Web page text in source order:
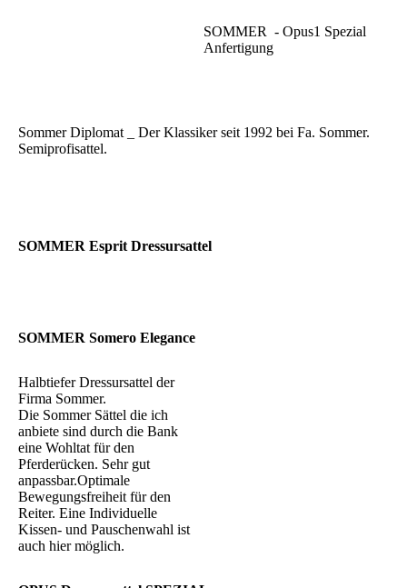
SOMMER - Opus1 Spezial
Anfertigung
Sommer Diplomat _ Der Klassiker seit 1992 bei Fa. Sommer.
Semiprofisattel.
SOMMER Esprit Dressursattel
SOMMER Somero Elegance
Halbtiefer Dressursattel der
Firma Sommer.
Die Sommer Sättel die ich
anbiete sind durch die Bank
eine Wohltat für den
Pferderücken. Sehr gut
anpassbar.Optimale
Bewegungsfreiheit für den
Reiter. Eine Individuelle
Kissen- und Pauschenwahl ist
auch hier möglich.